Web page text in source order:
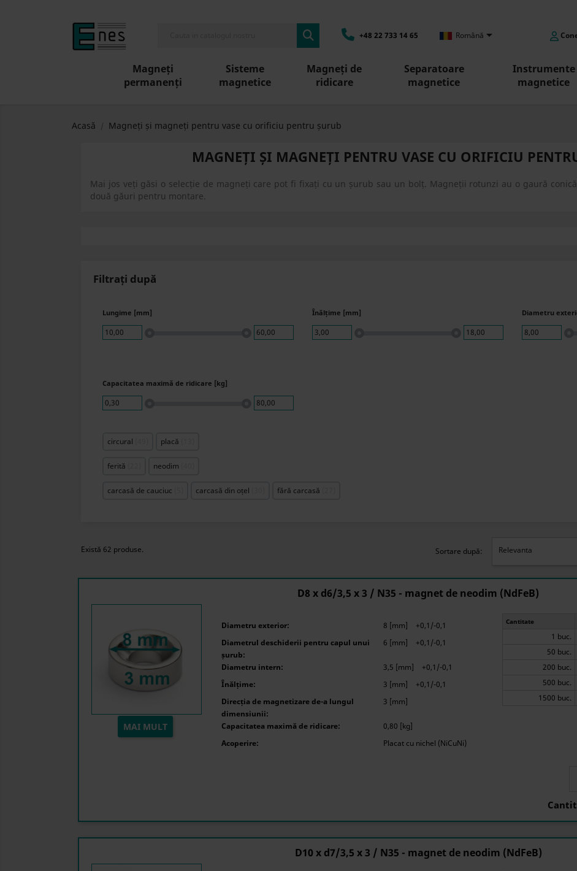
+48 22 733 14 65 Română
Magneți
permanenți
Sisteme
magnetice
Magneți de
ridicare
Separatoare
magnetice
Instrumente
magnetice
Acasă Magneți și magneți pentru vase cu orificiu pentru șurub
MAGNEȚI ȘI MAGNEȚI PENTRU VASE CU ORIFICIU
Mai jos veți găsi o selecție de magneți care pot fi fixați cu un șurub sau un bolț. Magneții rotunzi au o gaură
două găuri pentru montare.
Filtrați după
Lungime [mm]
10,00 60,00
Înălțime [mm]
3,00 18,00
Diametru
8,00
Capacitatea maximă de ridicare [kg]
0,30 80,00
circural placă
ferită neodim
carcasă de cauciuc carcasă din oțel fără carcasă
Există 62 produse. Sortare după: Relevanta
D8 x d6/3,5 x 3 / N35 - magnet de neodim (NdFeB)
MAI MULT
Diametru exterior: 8 [mm]
+0,1/-0,1
Diametrul deschiderii pentru capul unui
șurub:
6 [mm] +0,1/-0,1
Diametru intern: 3,5 [mm]
+0,1/-0,1
Înălțime:
3 [mm]
+0,1/-0,1
Direcția de magnetizare de-a lungul
dimensiunii:
3 [mm]
Capacitatea maximă de ridicare:
0,80 [kg]
Acoperire:
Placat cu nichel (NiCuNi)
Cantitate
1 buc.
50 buc.
200 buc.
500 buc.
1500 buc.
D10 x d7/3,5 x 3 / N35 - magnet de neodim (NdFeB)